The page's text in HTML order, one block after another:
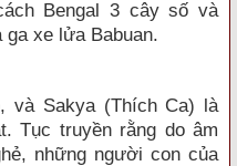
Bengal 3 cây số và
xe lửa Babuan.
và Sakya (Thích Ca) là
Tục truyền rằng do âm
những người con của